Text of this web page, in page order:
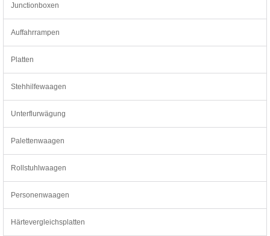
Junctionboxen
Auffahrrampen
Platten
Stehhilfewaagen
Unterflurwägung
Palettenwaagen
Rollstuhlwaagen
Personenwaagen
Härtevergleichsplatten